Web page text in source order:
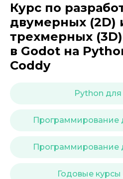
Курс по
двумерных (2D)
трехмерных
в Godot на
Coddy
Python для
Программирование
Программирование
Годовые
Подача материала *